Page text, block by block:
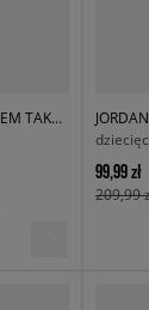
JORDAN BLUZA Z KAPTUREM TAKE FLIGHT SNAP GIRL
99,99 zł
209,99